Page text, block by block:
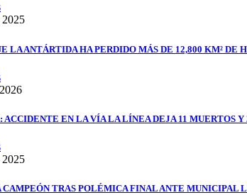
2025
LA ANTÁRTIDA HA PERDIDO MÁS DE 12,800 KM² DE
EN LA VÍA LA LÍNEA DEJA 11 MUERTOS Y
2025
CAMPEÓN TRAS POLÉMICA FINAL ANTE MUNICIPAL